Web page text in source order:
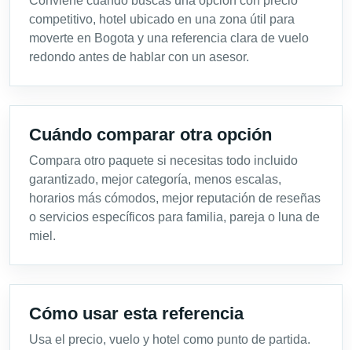
competitivo, hotel ubicado en una zona útil para
moverte en Bogota y una referencia clara de vuelo
redondo antes de hablar con un asesor.
Cuándo comparar otra opción
Compara otro paquete si necesitas todo incluido
garantizado, mejor categoría, menos escalas,
horarios más cómodos, mejor reputación de reseñas
o servicios específicos para familia, pareja o luna de
miel.
Cómo usar esta referencia
Usa el precio, vuelo y hotel como punto de partida.